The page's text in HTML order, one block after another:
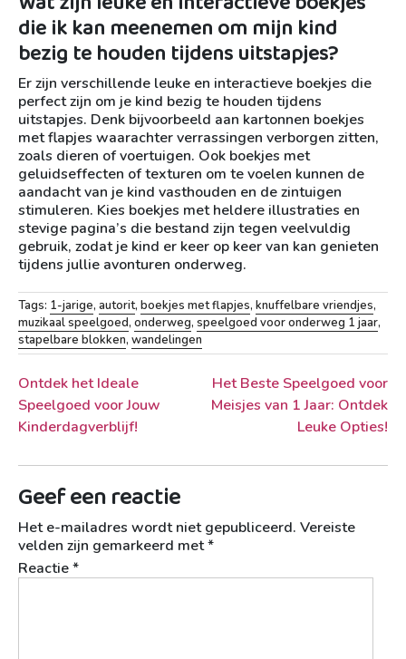
die ik kan meenemen om mijn kind
bezig te houden tijdens uitstapjes?
Er zijn verschillende leuke en interactieve boekjes die
perfect zijn om je kind bezig te houden tijdens
uitstapjes. Denk bijvoorbeeld aan kartonnen boekjes
met flapjes waarachter verrassingen verborgen zitten,
zoals dieren of voertuigen. Ook boekjes met
geluidseffecten of texturen om te voelen kunnen de
aandacht van je kind vasthouden en de zintuigen
stimuleren. Kies boekjes met heldere illustraties en
stevige pagina’s die bestand zijn tegen veelvuldig
gebruik, zodat je kind er keer op keer van kan genieten
tijdens jullie avonturen onderweg.
Tags: 1-jarige, autorit, boekjes met flapjes, knuffelbare vriendjes,
muzikaal speelgoed, onderweg, speelgoed voor onderweg 1 jaar,
stapelbare blokken, wandelingen
Berichtnavigatie
Ontdek het Ideale
Speelgoed voor Jouw
Kinderdagverblijf!
Het Beste Speelgoed voor
Meisjes van 1 Jaar: Ontdek
Leuke Opties!
Geef een reactie
Het e-mailadres wordt niet gepubliceerd. Vereiste
velden zijn gemarkeerd met*
Reactie*